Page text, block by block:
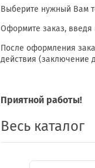
Выберите нужный Вам
Оформите заказ,
После оформления
действия (заключение
Приятной работы!
Весь каталог